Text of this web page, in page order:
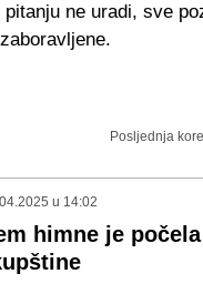
pitanju ne uradi, sve
Posljednja
u 14:02
himne je